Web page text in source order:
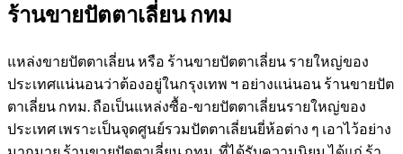
ร้านขายปัตตาเลี่ยน กทม
แหล่งขายปัตตาเลี่ยน หรือ ร้านขายปัตตาเลี่ยน รายใหญ่ของ
ประเทศแน่นอนว่าต้องอยู่ในกรุงเทพ ฯ อย่างแน่นอน ร้านขายปัต
ตาเลี่ยน กทม. ถือเป็นแหล่งซื้อ-ขายปัตตาเลี่ยนรายใหญ่ของ
ประเทศ เพราะเป็นจุดศูนย์รวมปัตตาเลี่ยนยี่ห้อต่าง ๆ เอาไว้อย่าง